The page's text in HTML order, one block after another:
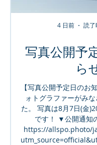
写真公開予
ら
【写真公開予定日のお
ォトグラファーがみ
た。 写真は8月7日(金
です！ ▼公開通知の登録はこちら
https://allspo.photo/
4 日前 読了